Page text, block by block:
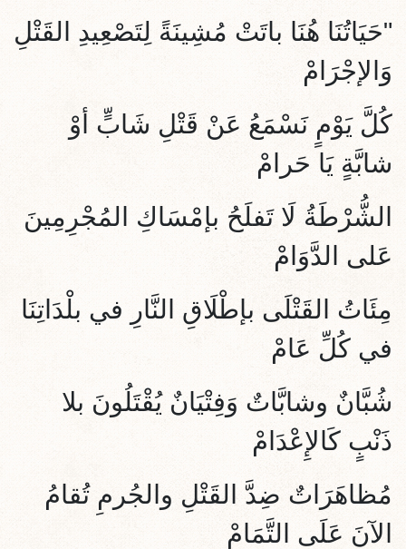
"حَيَاتُنَا هُنَا باتَتْ مُشِينَةً لِتَصْعِيدِ القَتْلِ
وَالإجْرَامْ
كُلَّ يَوْمٍ نَسْمَعُ عَنْ قَتْلِ شَابٍّ أوْ
شابَّةٍ يَا حَرامْ
الشُّرْطَةُ لَا تَفلَحُ بإمْسَاكِ المُجْرِمِينَ
عَلى الدَّوَامْ
مِئَاتُ القَتْلَى بإطْلَاقِ النَّارِ في بلْدَاتِنَا
في كُلِّ عَامْ
شُبَّانٌ وشابَّاتٌ وَفِتْيَانٌ يُقْتَلُونَ بلا
ذَنْبٍ كَالإِعْدَامْ
مُظاهَرَاتٌ ضِدَّ القَتْلِ والجُرمِ تُقامُ
الآنَ عَلَى التَّمَامْ